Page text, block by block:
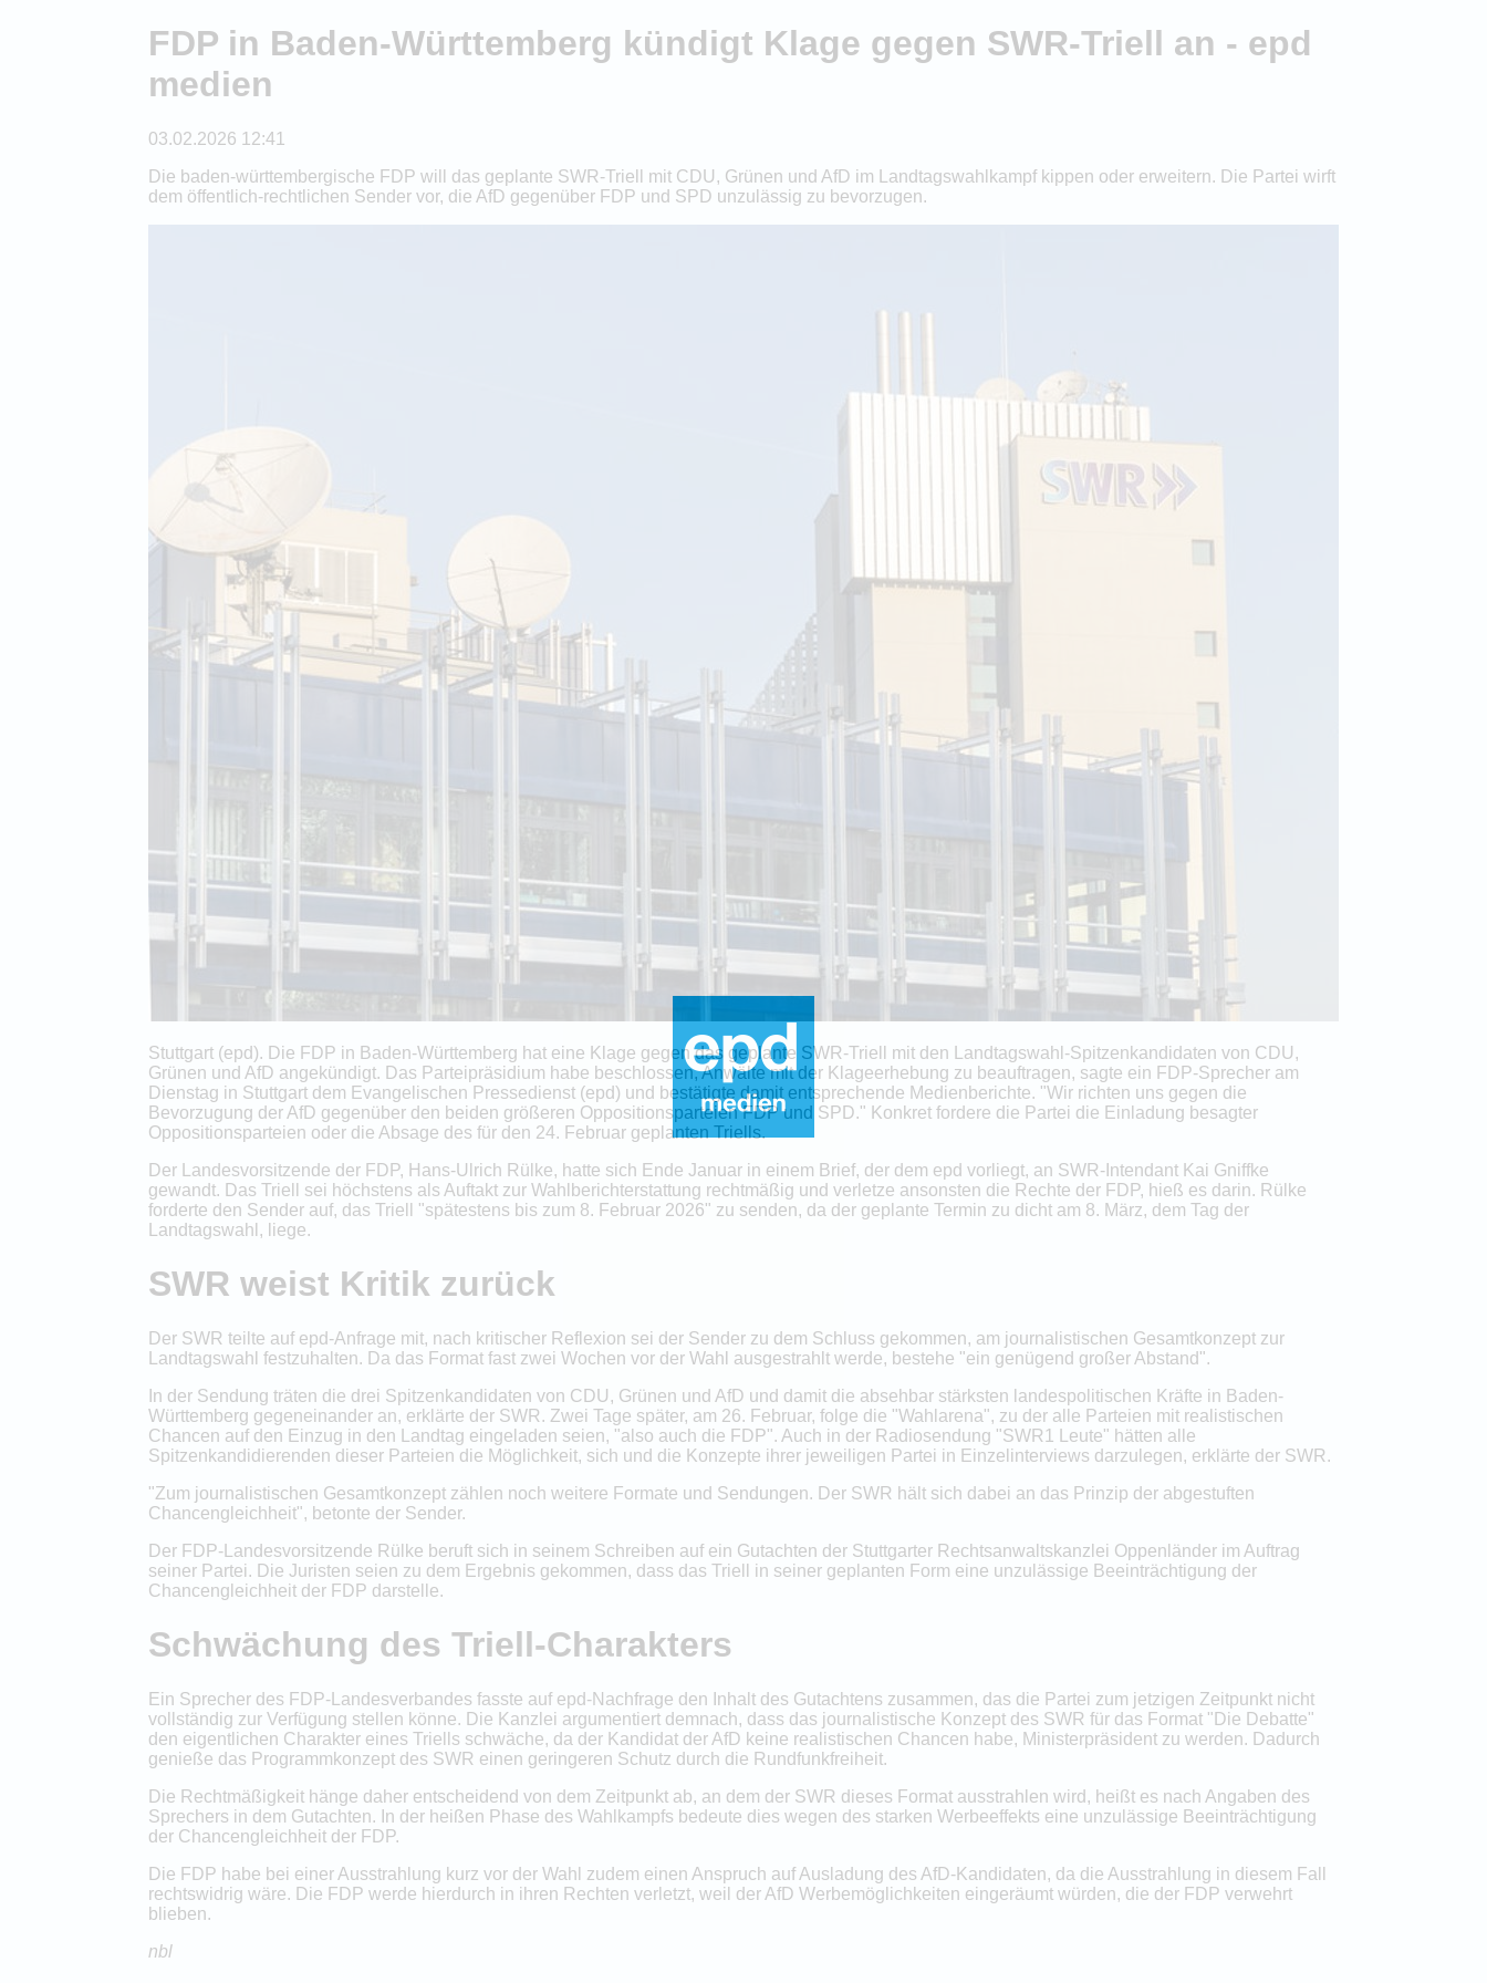
FDP in Baden-Württemberg kündigt Klage gegen SWR-Triell an - epd
medien
03.02.2026 12:41
Die baden-württembergische FDP will das geplante SWR-Triell mit CDU, Grünen und AfD im Landtagswahlkampf kippen oder erweitern. Die Partei wirft
dem öffentlich-rechtlichen Sender vor, die AfD gegenüber FDP und SPD unzulässig zu bevorzugen.
Stuttgart (epd). Die FDP in Baden-Württemberg hat eine Klage gegen das geplante SWR-Triell mit den Landtagswahl-Spitzenkandidaten von CDU,
Grünen und AfD angekündigt. Das Parteipräsidium habe beschlossen, Anwälte mit der Klageerhebung zu beauftragen, sagte ein FDP-Sprecher am
Dienstag in Stuttgart dem Evangelischen Pressedienst (epd) und bestätigte damit entsprechende Medienberichte. "Wir richten uns gegen die
Bevorzugung der AfD gegenüber den beiden größeren Oppositionsparteien FDP und SPD." Konkret fordere die Partei die Einladung besagter
Oppositionsparteien oder die Absage des für den 24. Februar geplanten Triells.
Der Landesvorsitzende der FDP, Hans-Ulrich Rülke, hatte sich Ende Januar in einem Brief, der dem epd vorliegt, an SWR-Intendant Kai Gniffke
gewandt. Das Triell sei höchstens als Auftakt zur Wahlberichterstattung rechtmäßig und verletze ansonsten die Rechte der FDP, hieß es darin. Rülke
forderte den Sender auf, das Triell "spätestens bis zum 8. Februar 2026" zu senden, da der geplante Termin zu dicht am 8. März, dem Tag der
Landtagswahl, liege.
SWR weist Kritik zurück
Der SWR teilte auf epd-Anfrage mit, nach kritischer Reflexion sei der Sender zu dem Schluss gekommen, am journalistischen Gesamtkonzept zur
Landtagswahl festzuhalten. Da das Format fast zwei Wochen vor der Wahl ausgestrahlt werde, bestehe "ein genügend großer Abstand".
In der Sendung träten die drei Spitzenkandidaten von CDU, Grünen und AfD und damit die absehbar stärksten landespolitischen Kräfte in Baden-
Württemberg gegeneinander an, erklärte der SWR. Zwei Tage später, am 26. Februar, folge die "Wahlarena", zu der alle Parteien mit realistischen
Chancen auf den Einzug in den Landtag eingeladen seien, "also auch die FDP". Auch in der Radiosendung "SWR1 Leute" hätten alle
Spitzenkandidierenden dieser Parteien die Möglichkeit, sich und die Konzepte ihrer jeweiligen Partei in Einzelinterviews darzulegen, erklärte der SWR.
"Zum journalistischen Gesamtkonzept zählen noch weitere Formate und Sendungen. Der SWR hält sich dabei an das Prinzip der abgestuften
Chancengleichheit", betonte der Sender.
Der FDP-Landesvorsitzende Rülke beruft sich in seinem Schreiben auf ein Gutachten der Stuttgarter Rechtsanwaltskanzlei Oppenländer im Auftrag
seiner Partei. Die Juristen seien zu dem Ergebnis gekommen, dass das Triell in seiner geplanten Form eine unzulässige Beeinträchtigung der
Chancengleichheit der FDP darstelle.
Schwächung des Triell-Charakters
Ein Sprecher des FDP-Landesverbandes fasste auf epd-Nachfrage den Inhalt des Gutachtens zusammen, das die Partei zum jetzigen Zeitpunkt nicht
vollständig zur Verfügung stellen könne. Die Kanzlei argumentiert demnach, dass das journalistische Konzept des SWR für das Format "Die Debatte"
den eigentlichen Charakter eines Triells schwäche, da der Kandidat der AfD keine realistischen Chancen habe, Ministerpräsident zu werden. Dadurch
genieße das Programmkonzept des SWR einen geringeren Schutz durch die Rundfunkfreiheit.
Die Rechtmäßigkeit hänge daher entscheidend von dem Zeitpunkt ab, an dem der SWR dieses Format ausstrahlen wird, heißt es nach Angaben des
Sprechers in dem Gutachten. In der heißen Phase des Wahlkampfs bedeute dies wegen des starken Werbeeffekts eine unzulässige Beeinträchtigung
der Chancengleichheit der FDP.
Die FDP habe bei einer Ausstrahlung kurz vor der Wahl zudem einen Anspruch auf Ausladung des AfD-Kandidaten, da die Ausstrahlung in diesem Fall
rechtswidrig wäre. Die FDP werde hierdurch in ihren Rechten verletzt, weil der AfD Werbemöglichkeiten eingeräumt würden, die der FDP verwehrt
blieben.
nbl